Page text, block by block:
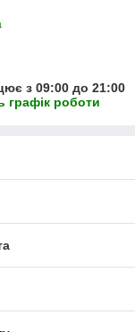
з 09:00 до 21:00
графік роботи